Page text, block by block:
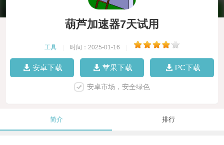
葫芦加速器7天试用
工具 时间：2025-01-16
安卓下载 苹果下载 PC下载
安卓市场，安全绿色
简介 排行